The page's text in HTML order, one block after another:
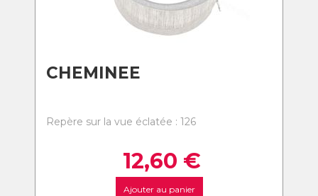
CHEMINEE
Repère sur la vue éclatée : 126
12,60 €
Ajouter au panier